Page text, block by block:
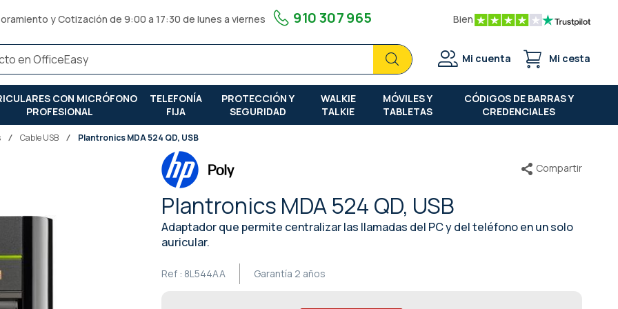
y Cotización de 9:00 a 17:30 de lunes a viernes 910 307 965 Bien
BuscarBuscar
Mi cuenta Mi cesta
CON MICRÓFONO
PROFESIONAL
TELEFONÍA
FIJA
PROTECCIÓN Y
SEGURIDAD
WALKIE
TALKIE
MÓVILES Y
TABLETAS
CÓDIGOS DE BARRAS Y
CREDENCIALES
Cable USB Plantronics MDA 524 QD, USB
Plantronics MDA 524 QD, USB
Adaptador que permite centralizar las llamadas del PC y del teléfono en un solo
auricular.
Garantía 2 años
Ref : 8L544AA
Compartir